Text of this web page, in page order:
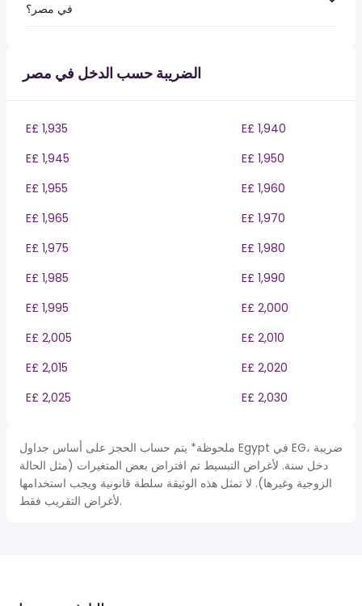
في مصر؟
الضريبة حسب الدخل في مصر
E£ 1,935
E£ 1,940
E£ 1,945
E£ 1,950
E£ 1,955
E£ 1,960
E£ 1,965
E£ 1,970
E£ 1,975
E£ 1,980
E£ 1,985
E£ 1,990
E£ 1,995
E£ 2,000
E£ 2,005
E£ 2,010
E£ 2,015
E£ 2,020
E£ 2,025
E£ 2,030
ملحوظة* يتم حساب الحجز على أساس جداول Egypt في EG، ضريبة
دخل سنة. لأغراض التبسيط تم افتراض بعض المتغيرات (مثل الحالة
الزوجية وغيرها). لا تمثل هذه الوثيقة سلطة قانونية ويجب استخدامها
لأغراض التقريب فقط.